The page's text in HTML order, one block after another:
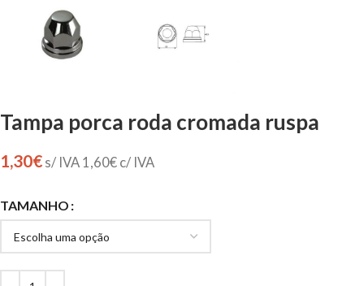
Tampa porca roda cromada ruspa
1,30€ s/ IVA 1,60€ c/ IVA
TAMANHO